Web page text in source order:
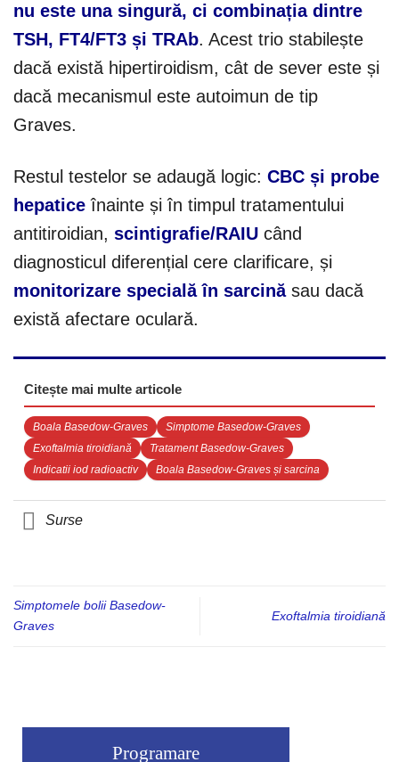
nu este una singură, ci combinația dintre
TSH, FT4/FT3 și TRAb. Acest trio stabilește
dacă există hipertiroidism, cât de sever este și
dacă mecanismul este autoimun de tip
Graves.
Restul testelor se adaugă logic: CBC și probe
hepatice înainte și în timpul tratamentului
antitiroidian, scintigrafie/RAIU când
diagnosticul diferențial cere clarificare, și
monitorizare specială în sarcinăsau dacă
există afectare oculară.
Citește mai multe articole
Boala Basedow-Graves
Simptome Basedow-Graves
Exoftalmia tiroidiană
Tratament Basedow-Graves
Indicatii iod radioactiv
Boala Basedow-Graves și sarcina
Surse
Simptomele bolii Basedow-
Graves
Exoftalmia tiroidiană
Programare